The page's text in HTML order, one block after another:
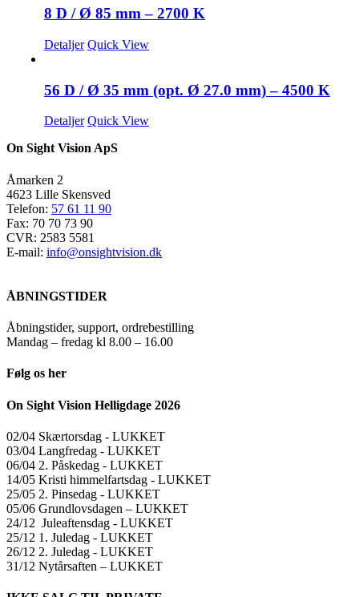
8 D / Ø 85 mm – 2700 K
Detaljer Quick View
56 D / Ø 35 mm (opt. Ø 27.0 mm) – 4500 K
Detaljer Quick View
On Sight Vision ApS
Åmarken 2
4623 Lille Skensved
Telefon: 57 61 11 90
Fax: 70 70 73 90
CVR: 2583 5581
E-mail: info@onsightvision.dk
ÅBNINGSTIDER
Åbningstider, support, ordrebestilling
Mandag – fredag kl 8.00 – 16.00
Følg os her
On Sight Vision Helligdage 2026
02/04 Skærtorsdag ​​- LUKKET
03/04 Langfredag ​​- LUKKET
06/04 2. Påskedag ​​- LUKKET
14/05 Kristi himmelfartsdag ​​- LUKKET
25/05 2. Pinsedag ​​- LUKKET
05/06 Grundlovsdagen – LUKKET
24/12 Juleaftensdag ​​- LUKKET
25/12 1. Juledag ​​- LUKKET
26/12 2. Juledag ​​- LUKKET
31/12 Nytårsaften – LUKKET